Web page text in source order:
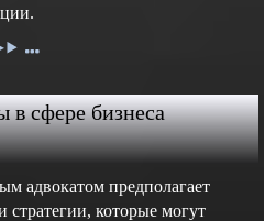
в сфере бизнеса
адвокатом предполагает
которые могут